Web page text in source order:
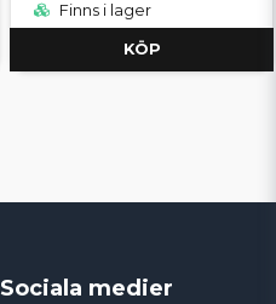
Finns i lager
KÖP
Sociala medier